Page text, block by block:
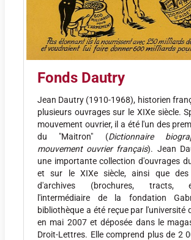
Fonds Dautry
Jean Dautry (1910-1968), historien
plusieurs ouvrages sur le XIXe siècle.
mouvement ouvrier, il a été l'un des
du "Maitron" (Dictionnaire
mouvement ouvrier français). Jean
une importante collection d'ouvrages
et sur le XIXe siècle, ainsi que des
d'archives (brochures, tracts,
l'intermédiaire de la fondation
bibliothèque a été reçue par l'université
en mai 2007 et déposée dans le
Droit-Lettres. Elle comprend plus de 2